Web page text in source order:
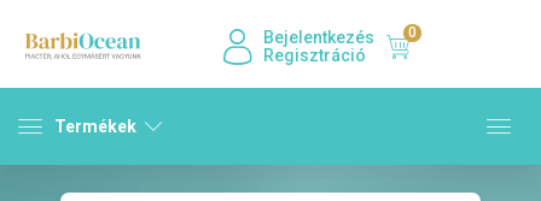
Bejelentkezés
Regisztráció
0
Termékek